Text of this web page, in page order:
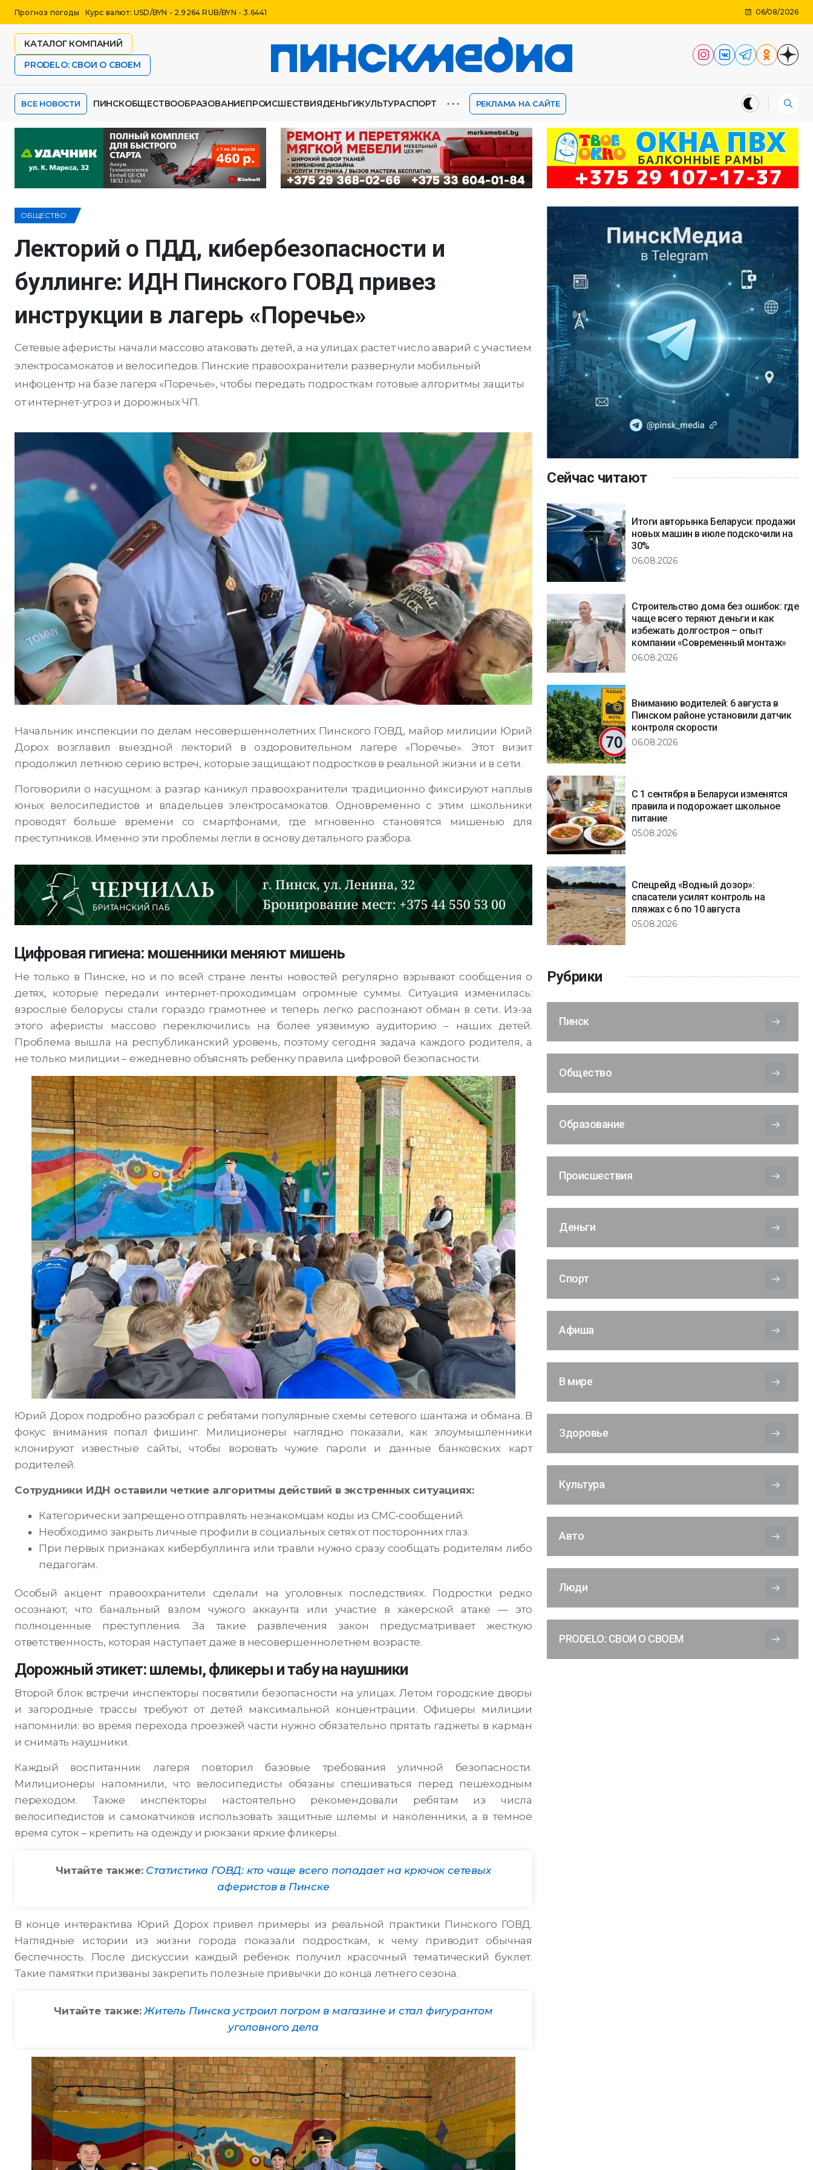
Прогноз погоды Курс валют: USD/BYN - 2.9264 RUB/BYN - 3.6441 06/08/2026
КАТАЛОГ КОМПАНИЙ
PRODELO: СВОИ О СВОЕМ
ВСЕ НОВОСТИ ПИНСКОБЩЕСТВООБРАЗОВАНИЕПРОИСШЕСТВИЯДЕНЬГИКУЛЬТУРАСПОРТ ⋯ РЕКЛАМА НА САЙТЕ
ОБЩЕСТВО
Лекторий о ПДД, кибербезопасности и
буллинге: ИДН Пинского ГОВД привез
инструкции в лагерь «Поречье»
Сетевые аферисты начали массово атаковать детей, а на улицах растет число аварий с участием
электросамокатов и велосипедов. Пинские правоохранители развернули мобильный
инфоцентр на базе лагеря «Поречье», чтобы передать подросткам готовые алгоритмы защиты
от интернет-угроз и дорожных ЧП.
Начальник инспекции по делам несовершеннолетних Пинского ГОВД, майор милиции Юрий
Дорох возглавил выездной лекторий в оздоровительном лагере «Поречье». Этот визит
продолжил летнюю серию встреч, которые защищают подростков в реальной жизни и в сети.
Поговорили о насущном: а разгар каникул правоохранители традиционно фиксируют наплыв
юных велосипедистов и владельцев электросамокатов. Одновременно с этим школьники
проводят больше времени со смартфонами, где мгновенно становятся мишенью для
преступников. Именно эти проблемы легли в основу детального разбора.
Цифровая гигиена: мошенники меняют мишень
Не только в Пинске, но и по всей стране ленты новостей регулярно взрывают сообщения о
детях, которые передали интернет-проходимцам огромные суммы. Ситуация изменилась:
взрослые белорусы стали гораздо грамотнее и теперь легко распознают обман в сети. Из-за
этого аферисты массово переключились на более уязвимую аудиторию – наших детей.
Проблема вышла на республиканский уровень, поэтому сегодня задача каждого родителя, а
не только милиции – ежедневно объяснять ребенку правила цифровой безопасности.
Юрий Дорох подробно разобрал с ребятами популярные схемы сетевого шантажа и обмана. В
фокус внимания попал фишинг. Милиционеры наглядно показали, как злоумышленники
клонируют известные сайты, чтобы воровать чужие пароли и данные банковских карт
родителей.
Сотрудники ИДН оставили четкие алгоритмы действий в экстренных ситуациях:
Категорически запрещено отправлять незнакомцам коды из СМС-сообщений.
Необходимо закрыть личные профили в социальных сетях от посторонних глаз.
При первых признаках кибербуллинга или травли нужно сразу сообщать родителям либо
педагогам.
Особый акцент правоохранители сделали на уголовных последствиях. Подростки редко
осознают, что банальный взлом чужого аккаунта или участие в хакерской атаке — это
полноценные преступления. За такие развлечения закон предусматривает жесткую
ответственность, которая наступает даже в несовершеннолетнем возрасте.
Дорожный этикет: шлемы, фликеры и табу на наушники
Второй блок встречи инспекторы посвятили безопасности на улицах. Летом городские дворы
и загородные трассы требуют от детей максимальной концентрации. Офицеры милиции
напомнили: во время перехода проезжей части нужно обязательно прятать гаджеты в карман
и снимать наушники.
Каждый воспитанник лагеря повторил базовые требования уличной безопасности.
Милиционеры напомнили, что велосипедисты обязаны спешиваться перед пешеходным
переходом. Также инспекторы настоятельно рекомендовали ребятам из числа
велосипедистов и самокатчиков использовать защитные шлемы и наколенники, а в темное
время суток – крепить на одежду и рюкзаки яркие фликеры.
Читайте также: Статистика ГОВД: кто чаще всего попадает на крючок сетевых
аферистов в Пинске
В конце интерактива Юрий Дорох привел примеры из реальной практики Пинского ГОВД.
Наглядные истории из жизни города показали подросткам, к чему приводит обычная
беспечность. После дискуссии каждый ребенок получил красочный тематический буклет.
Такие памятки призваны закрепить полезные привычки до конца летнего сезона.
Читайте также:Житель Пинска устроил погром в магазине и стал фигурантом
уголовного дела
Сейчас читают
Итоги авторынка Беларуси: продажи
новых машин в июле подскочили на
30%
06.08.2026
Строительство дома без ошибок: где
чаще всего теряют деньги и как
избежать долгостроя – опыт
компании «Современный монтаж»
06.08.2026
Вниманию водителей: 6 августа в
Пинском районе установили датчик
контроля скорости
06.08.2026
С 1 сентября в Беларуси изменятся
правила и подорожает школьное
питание
05.08.2026
Спецрейд «Водный дозор»:
спасатели усилят контроль на
пляжах с 6 по 10 августа
05.08.2026
Рубрики
Пинск
Общество
Образование
Происшествия
Деньги
Спорт
Афиша
В мире
Здоровье
Культура
Авто
Люди
PRODELO: СВОИ О СВОЕМ